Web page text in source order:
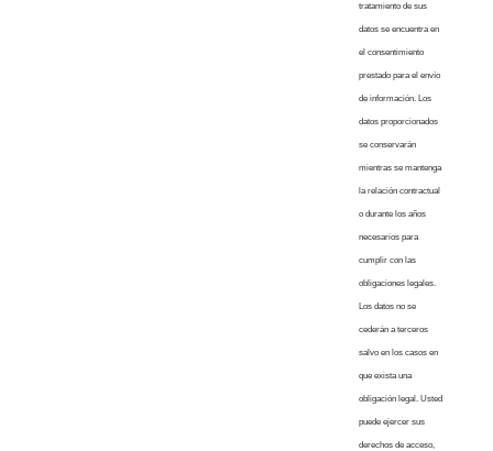
tratamiento de sus
datos se encuentra en
el consentimiento
prestado para el envío
de información. Los
datos proporcionados
se conservarán
mientras se mantenga
la relación contractual
o durante los años
necesarios para
cumplir con las
obligaciones legales.
Los datos no se
cederán a terceros
salvo en los casos en
que exista una
obligación legal. Usted
puede ejercer sus
derechos de acceso,